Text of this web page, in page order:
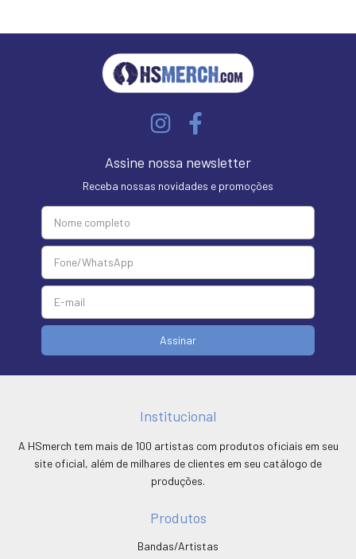
Assine nossa newsletter
Receba nossas novidades e promoções
Institucional
A HSmerch tem mais de 100 artistas com produtos oficiais em seu
site oficial, além de milhares de clientes em seu catálogo de
produções.
Produtos
Bandas/Artistas